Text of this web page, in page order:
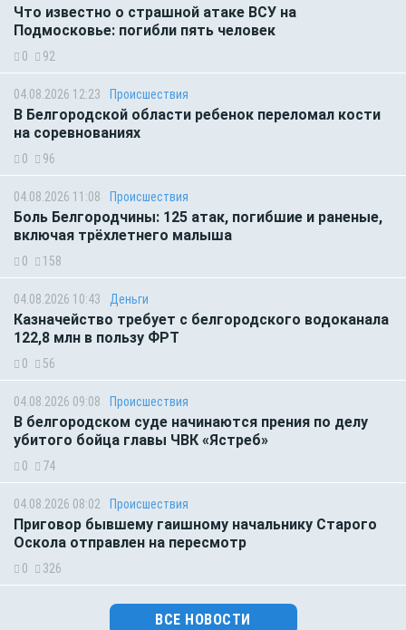
Что известно о страшной атаке ВСУ на
Подмосковье: погибли пять человек
0 92
04.08.2026 12:23 Происшествия
В Белгородской области ребенок переломал кости
на соревнованиях
0 96
04.08.2026 11:08 Происшествия
Боль Белгородчины: 125 атак, погибшие и раненые,
включая трёхлетнего малыша
0 158
04.08.2026 10:43 Деньги
Казначейство требует с белгородского водоканала
122,8 млн в пользу ФРТ
0 56
04.08.2026 09:08 Происшествия
В белгородском суде начинаются прения по делу
убитого бойца главы ЧВК «Ястреб»
0 74
04.08.2026 08:02 Происшествия
Приговор бывшему гаишному начальнику Старого
Оскола отправлен на пересмотр
0 326
ВСЕ НОВОСТИ